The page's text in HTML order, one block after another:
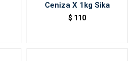
Ceniza X 1kg Sika
$ 110